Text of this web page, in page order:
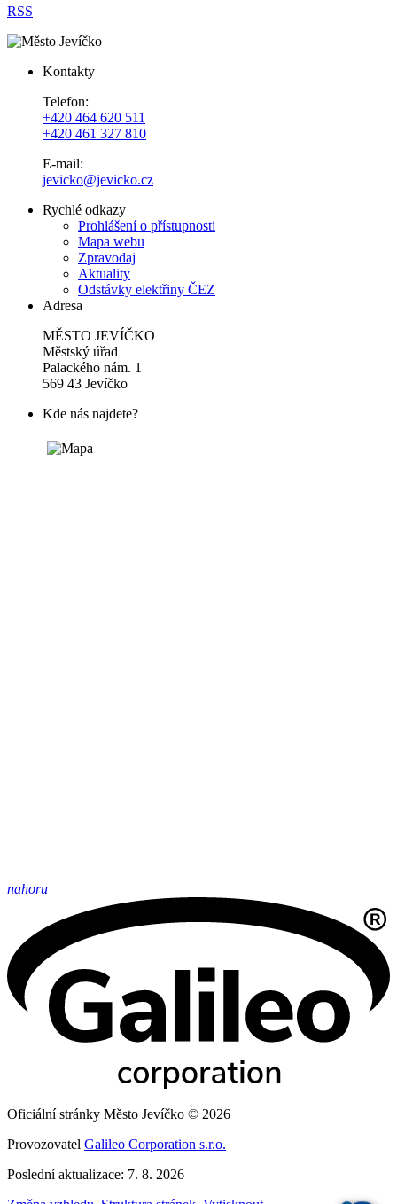
RSS
Kontakty
Telefon:
+420 464 620 511
+420 461 327 810
E-mail:
jevicko@jevicko.cz
Rychlé odkazy
Prohlášení o přístupnosti
Mapa webu
Zpravodaj
Aktuality
Odstávky elektřiny ČEZ
Adresa
MĚSTO JEVÍČKO
Městský úřad
Palackého nám. 1
569 43 Jevíčko
Kde nás najdete?
nahoru
Oficiální stránky Město Jevíčko © 2026
Provozovatel Galileo Corporation s.r.o.
Poslední aktualizace: 7. 8. 2026